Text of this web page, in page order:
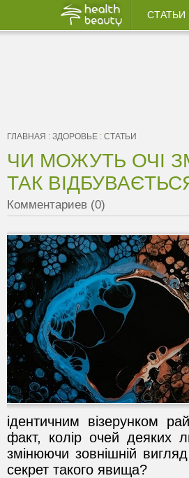
СТАТЬИ
ГЛАВНАЯ : ЗДОРОВЬЕ : СТАТЬИ
ЧИ МОЖУТЬ ОЧІ
ТАК
Комментариев (0)
ідентичним візерунком
факт, колір очей деяких
змінюючи зовнішній
секрет такого явища?